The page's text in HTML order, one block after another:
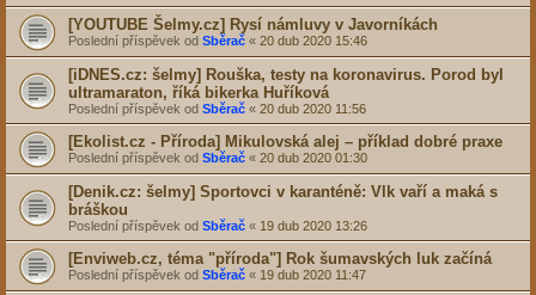
[YOUTUBE Šelmy.cz] Rysí námluvy v Javorníkách
Poslední příspěvek od Sběrač « 20 dub 2020 15:46
[iDNES.cz: šelmy] Rouška, testy na koronavirus. Porod byl
ultramaraton, říká bikerka Huříková
Poslední příspěvek od Sběrač « 20 dub 2020 11:56
[Ekolist.cz - Příroda] Mikulovská alej – příklad dobré praxe
Poslední příspěvek od Sběrač « 20 dub 2020 01:30
[Denik.cz: šelmy] Sportovci v karanténě: Vlk vaří a maká s
bráškou
Poslední příspěvek od Sběrač « 19 dub 2020 13:26
[Enviweb.cz, téma "příroda"] Rok šumavských luk začíná
Poslední příspěvek od Sběrač « 19 dub 2020 11:47